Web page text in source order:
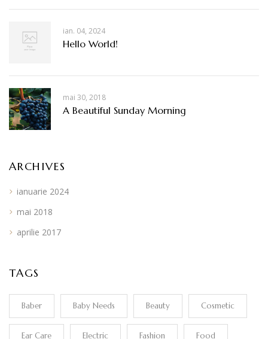
ian. 04, 2024
Hello World!
mai 30, 2018
A Beautiful Sunday Morning
ARCHIVES
ianuarie 2024
mai 2018
aprilie 2017
TAGS
Baber Baby Needs Beauty Cosmetic
Ear Care Electric Fashion Food